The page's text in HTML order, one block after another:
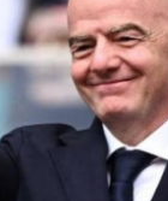
إنفانتينو يخطو نحو
عمر إبراهيم